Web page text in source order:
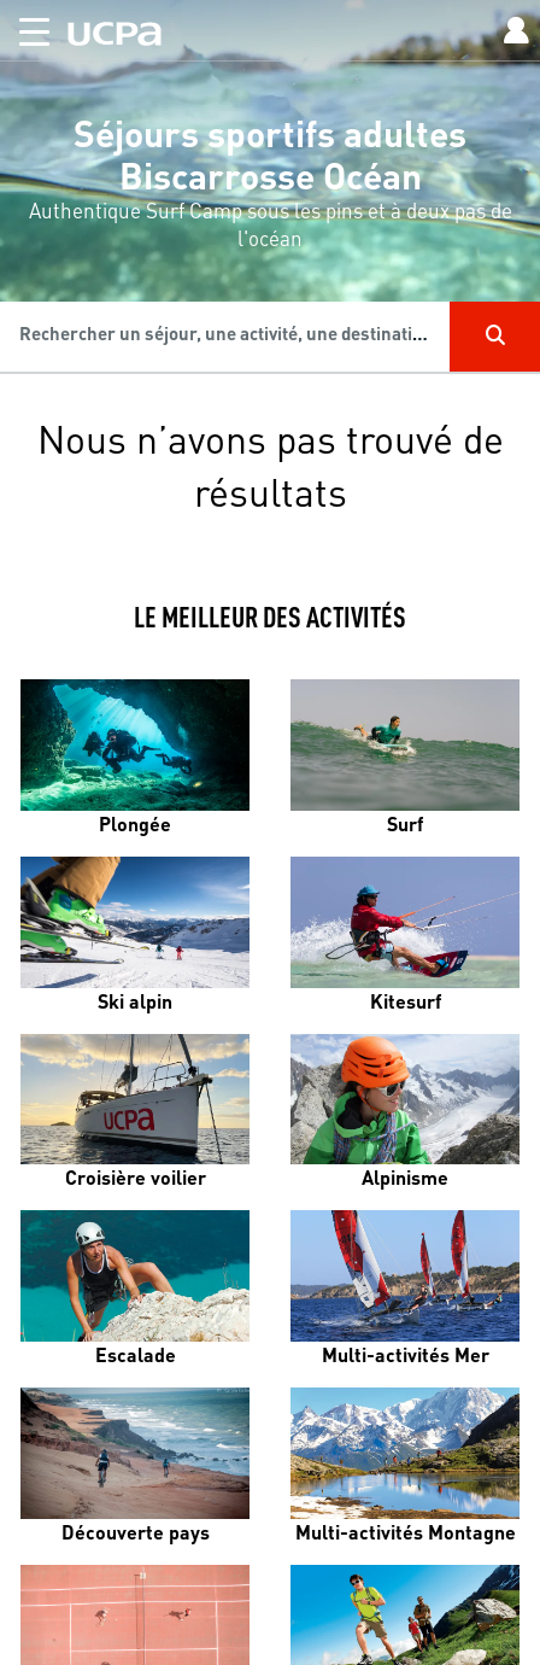
Séjours sportifs adultes
Biscarrosse Océan
Authentique Surf Camp sous les pins et à deux pas de
l'océan
Rechercher un séjour, une activité, une destination...
Nous n’avons pas trouvé de
résultats
LE MEILLEUR DES ACTIVITÉS
Plongée Surf
Ski alpin Kitesurf
Croisière voilier Alpinisme
Escalade Multi-activités Mer
Découverte pays Multi-activités Montagne